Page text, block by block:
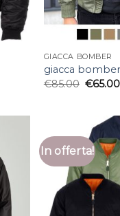
GIACCA BOMBER
giacca bomber
€85.00 €65.00
In offerta!